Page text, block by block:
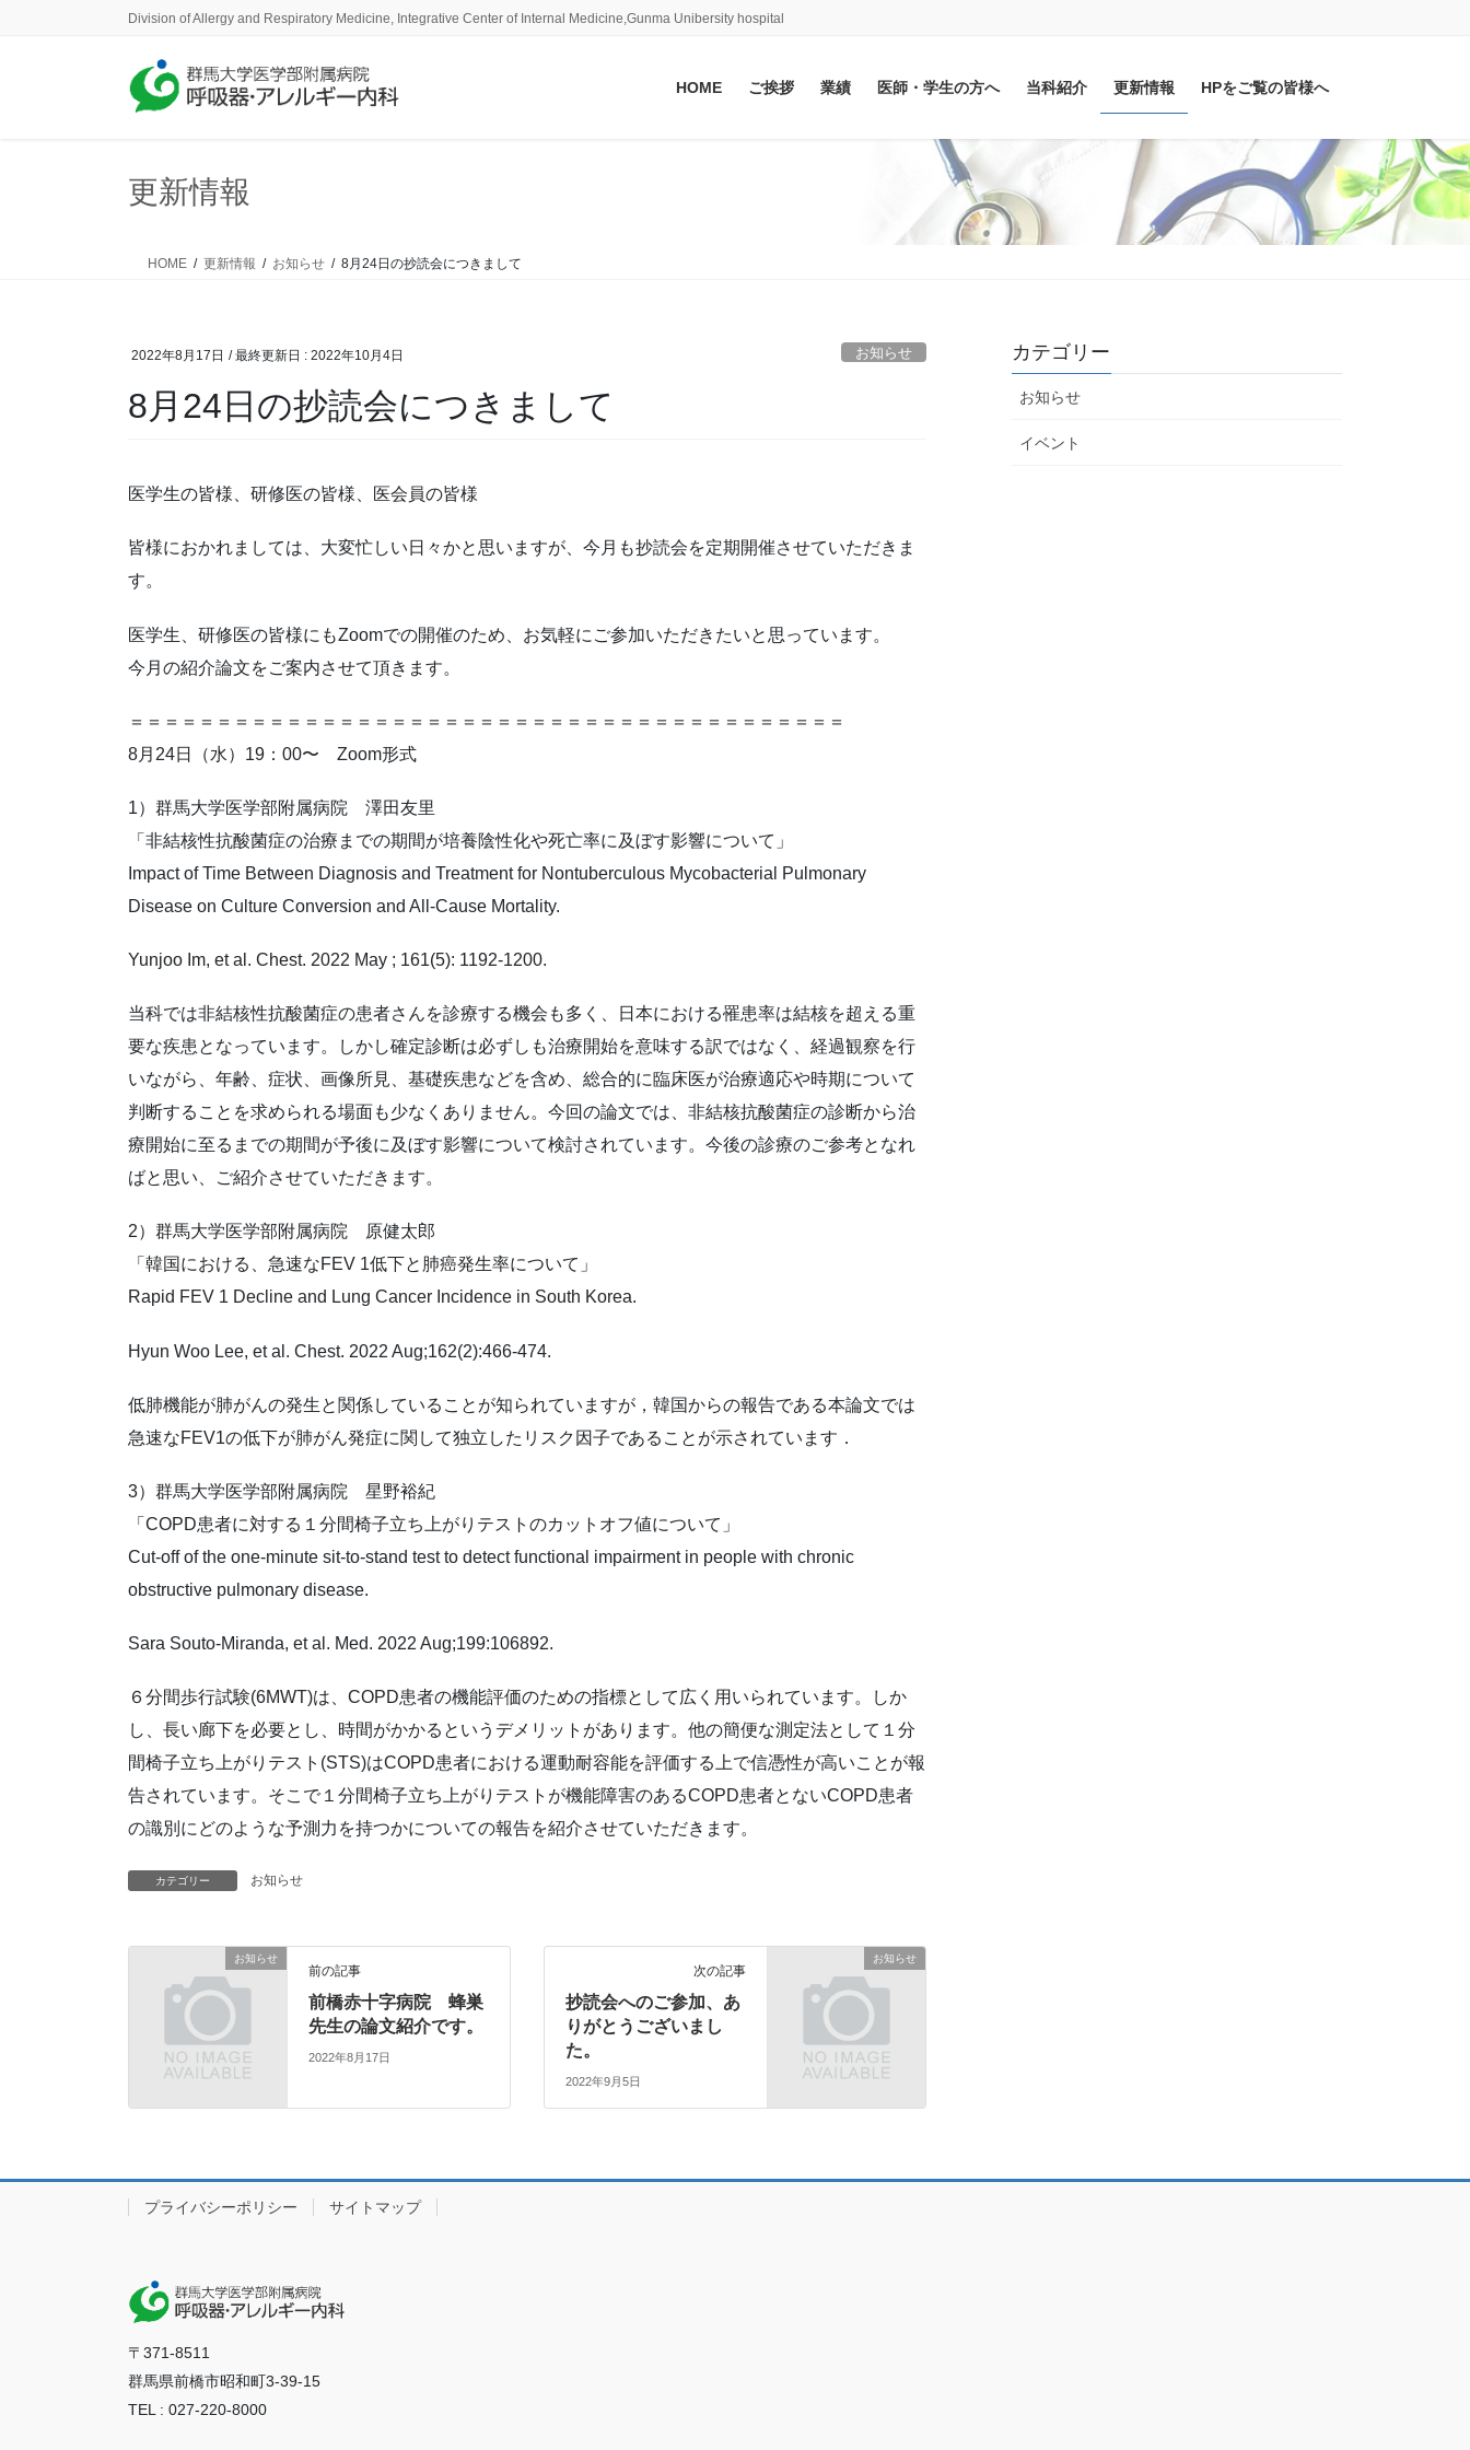
Division of Allergy and Respiratory Medicine, Integrative Center of Internal Medicine,Gunma Unibersity hospital
HOME ご挨拶 業績 医師・学生の方へ 当科紹介 更新情報 HPをご覧の皆様へ
更新情報
HOME 更新情報 お知らせ 8月24日の抄読会につきまして
2022年8月17日 / 最終更新日 : 2022年10月4日 お知らせ
8月24日の抄読会につきまして
医学生の皆様、研修医の皆様、医会員の皆様
皆様におかれましては、大変忙しい日々かと思いますが、今月も抄読会を定期開催させていただきま
す。
医学生、研修医の皆様にもZoomでの開催のため、お気軽にご参加いただきたいと思っています。
今月の紹介論文をご案内させて頂きます。
＝＝＝＝＝＝＝＝＝＝＝＝＝＝＝＝＝＝＝＝＝＝＝＝＝＝＝＝＝＝＝＝＝＝＝＝＝＝＝＝＝
8月24日（水）19：00〜 Zoom形式
1）群馬大学医学部附属病院 澤田友里
「非結核性抗酸菌症の治療までの期間が培養陰性化や死亡率に及ぼす影響について」
Impact of Time Between Diagnosis and Treatment for Nontuberculous Mycobacterial Pulmonary
Disease on Culture Conversion and All-Cause Mortality.
Yunjoo Im, et al. Chest. 2022 May ; 161(5): 1192-1200.
当科では非結核性抗酸菌症の患者さんを診療する機会も多く、日本における罹患率は結核を超える重
要な疾患となっています。しかし確定診断は必ずしも治療開始を意味する訳ではなく、経過観察を行
いながら、年齢、症状、画像所見、基礎疾患などを含め、総合的に臨床医が治療適応や時期について
判断することを求められる場面も少なくありません。今回の論文では、非結核抗酸菌症の診断から治
療開始に至るまでの期間が予後に及ぼす影響について検討されています。今後の診療のご参考となれ
ばと思い、ご紹介させていただきます。
2）群馬大学医学部附属病院 原健太郎
「韓国における、急速なFEV 1低下と肺癌発生率について」
Rapid FEV 1 Decline and Lung Cancer Incidence in South Korea.
Hyun Woo Lee, et al. Chest. 2022 Aug;162(2):466-474.
低肺機能が肺がんの発生と関係していることが知られていますが，韓国からの報告である本論文では
急速なFEV1の低下が肺がん発症に関して独立したリスク因子であることが示されています．
3）群馬大学医学部附属病院 星野裕紀
「COPD患者に対する１分間椅子立ち上がりテストのカットオフ値について」
Cut-off of the one-minute sit-to-stand test to detect functional impairment in people with chronic
obstructive pulmonary disease.
Sara Souto-Miranda, et al. Med. 2022 Aug;199:106892.
６分間歩行試験(6MWT)は、COPD患者の機能評価のための指標として広く用いられています。しか
し、長い廊下を必要とし、時間がかかるというデメリットがあります。他の簡便な測定法として１分
間椅子立ち上がりテスト(STS)はCOPD患者における運動耐容能を評価する上で信憑性が高いことが報
告されています。そこで１分間椅子立ち上がりテストが機能障害のあるCOPD患者とないCOPD患者
の識別にどのような予測力を持つかについての報告を紹介させていただきます。
カテゴリー お知らせ
お知らせ
前の記事
前橋赤十字病院 蜂巣
先生の論文紹介です。
2022年8月17日
お知らせ
次の記事
抄読会へのご参加、あ
りがとうございまし
た。
2022年9月5日
カテゴリー
お知らせ
イベント
プライバシーポリシー サイトマップ
〒371-8511
群馬県前橋市昭和町3-39-15
TEL : 027-220-8000